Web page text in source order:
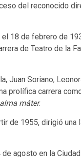
del reconocido
18 de febrero de
de Teatro de la
Juan Soriano,
prolífica carrera
alma máter.
de 1955, dirigió
agosto en la